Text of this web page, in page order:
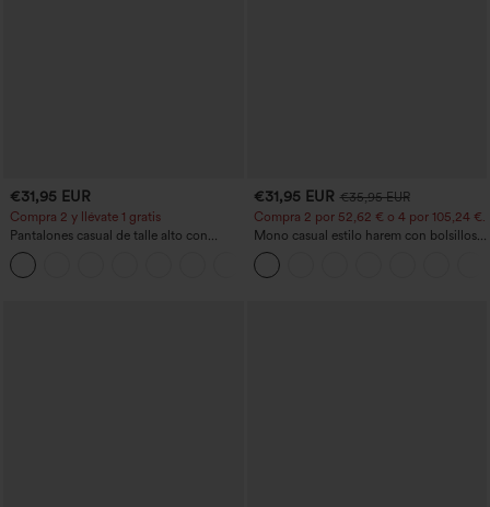
€31,95 EUR
Compra 2 y llévate 1 gratis
Pantalones casual de talle alto con
cordón, pernera ancha, en mezcla de
lino y con bolsillos
€31,95 EUR €35,95 EUR
Compra 2 por 52,62 € o 4 por 105,24 €.
Mono casual estilo harem con bolsillos y
escote en U - Edición Easy Peezy